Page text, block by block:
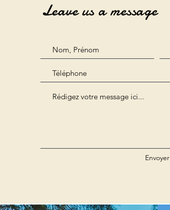
Leave us a message
Envoyer